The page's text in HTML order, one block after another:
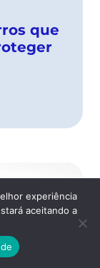
que
experiência
aceitando a